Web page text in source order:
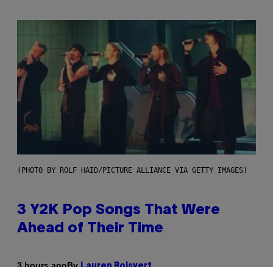
(PHOTO BY ROLF HAID/PICTURE ALLIANCE VIA GETTY IMAGES)
3 Y2K Pop Songs That Were
Ahead of Their Time